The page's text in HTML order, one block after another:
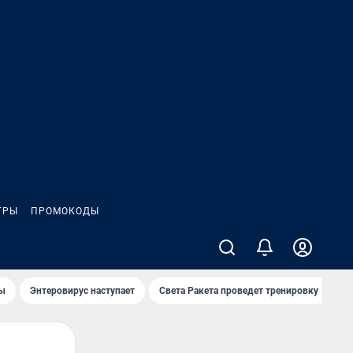
ПРОМОКОДЫ
Энтеровирус наступает Света Ракета проведет тренировку